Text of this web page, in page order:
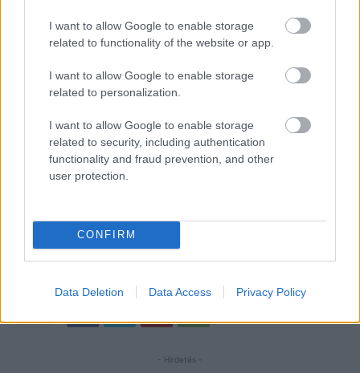
I want to allow Google to enable storage
related to functionality of the website or app.
I want to allow Google to enable storage
related to personalization.
I want to allow Google to enable storage
related to security, including authentication
functionality and fraud prevention, and other
user protection.
CONFIRM
Data Deletion Data Access Privacy Policy